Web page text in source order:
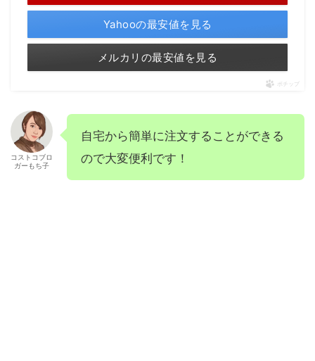
Yahooの最安値を見る
メルカリの最安値を見る
ポチップ
コストコブロ
ガーもち子
自宅から簡単に注文することができる
ので大変便利です！